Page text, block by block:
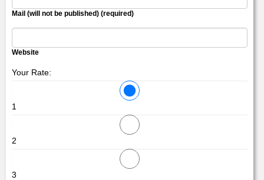
Mail (will not be published) (required)
Website
Your Rate:
1
2
3